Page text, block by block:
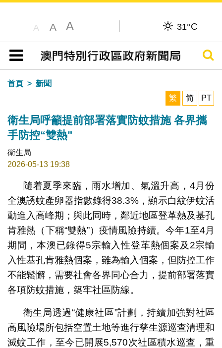
A A A 31°C
目錄
搜尋
首頁
新聞
繁
简 PT
衛生局呼籲提前部署落實防蚊措施 各界攜
手防控“雙熱"
衛生局
2026-05-13 19:38
隨着夏季來臨，雨水增加、氣溫升高，4月份
全澳誘蚊產卵器指數錄得38.3%，顯示白紋伊蚊活
動進入高峰期；與此同時，鄰近地區登革熱及基孔
肯雅熱（下稱“雙熱”）疫情風險持續。今年1至4月
期間，本澳已錄得5宗輸入性登革熱個案及2宗輸
入性基孔肯雅熱個案，雖為輸入個案，但防控工作
不能鬆懈，需要社會各界同心合力，提前部署落實
各項防蚊措施，築牢社區防線。
衛生局透過“健康社區”計劃，持續加強對社區
高風險場所包括空置土地等進行孳生源巡查清理和
滅蚊工作，至今已開展5,570次社區積水巡查，重